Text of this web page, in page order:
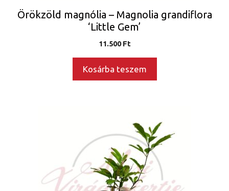
Örökzöld magnólia – Magnolia grandiflora
‘Little Gem’
11.500Ft
Kosárba teszem